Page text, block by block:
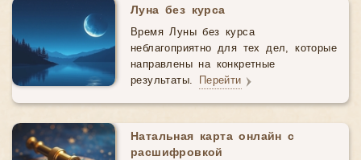
Луна без курса
Время Луны без курса
неблагоприятно для тех дел, которые
направлены на конкретные
результаты. Перейти
Натальная карта онлайн с
расшифровкой